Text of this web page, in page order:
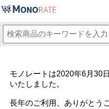
モノレートは2020年6月30
いたしました。
長年のご利用、ありがとう